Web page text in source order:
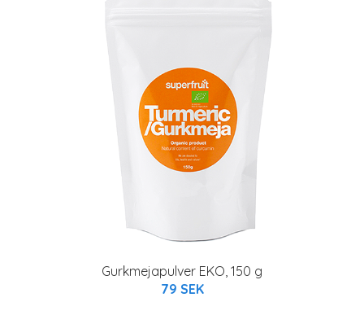
Gurkmejapulver EKO, 150 g
79 SEK